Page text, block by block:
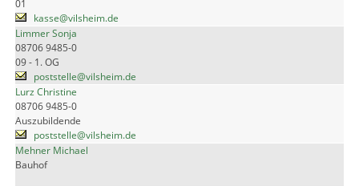
01
kasse@vilsheim.de
Limmer Sonja
08706 9485-0
09 - 1. OG
poststelle@vilsheim.de
Lurz Christine
08706 9485-0
Auszubildende
poststelle@vilsheim.de
Mehner Michael
Bauhof